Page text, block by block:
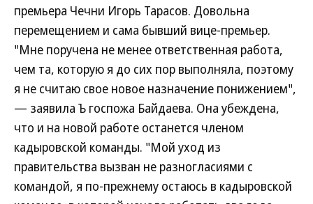
премьера Чечни Игорь Тарасов. Довольна
перемещением и сама бывший вице-премьер.
"Мне поручена не менее ответственная работа,
чем та, которую я до сих пор выполняла, поэтому
я не считаю свое новое назначение понижением",
— заявила Ъ госпожа Байдаева. Она убеждена,
что и на новой работе останется членом
кадыровской команды. "Мой уход из
правительства вызван не разногласиями с
командой, я по-прежнему остаюсь в кадыровской